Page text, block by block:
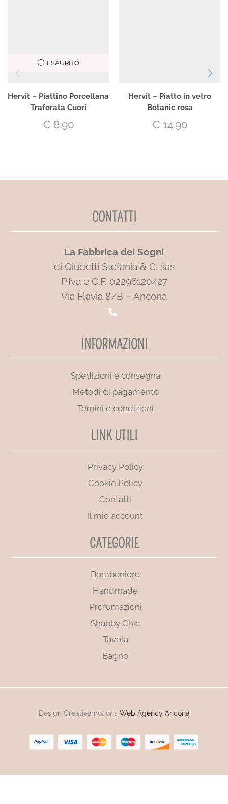
ESAURITO
Hervit – Piattino Porcellana
Traforata Cuori
€ 8.90
Hervit – Piatto in vetro
Botanic rosa
€ 14.90
CONTATTI
La Fabbrica dei Sogni
di Giudetti Stefania & C. sas
P.Iva e C.F. 02296120427
Via Flavia 8/B – Ancona
INFORMAZIONI
Spedizioni e consegna
Metodi di pagamento
Temini e condizioni
LINK UTILI
Privacy Policy
Cookie Policy
Contatti
Il mio account
CATEGORIE
Bomboniere
Handmade
Profumazioni
Shabby Chic
Tavola
Bagno
Design Creativemotions Web Agency Ancona